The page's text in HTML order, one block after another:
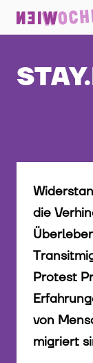
die
Protest
von
migriert